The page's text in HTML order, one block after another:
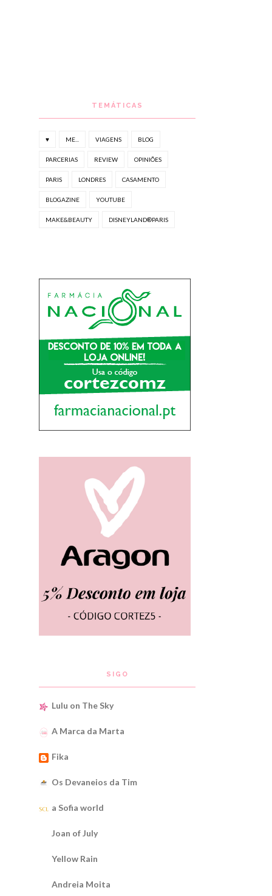
TEMÁTICAS
♥ ME... VIAGENS BLOG
PARCERIAS REVIEW OPINIÕES
PARIS LONDRES CASAMENTO
BLOGAZINE YOUTUBE
MAKE&BEAUTY DISNEYLAND®PARIS
SIGO
Lulu on The Sky
A Marca da Marta
Fika
Os Devaneios da Tim
a Sofia world
Joan of July
Yellow Rain
Andreia Moita